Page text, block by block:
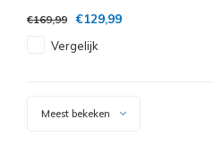
€169,99
€129,99
Vergelijk
Meest bekeken